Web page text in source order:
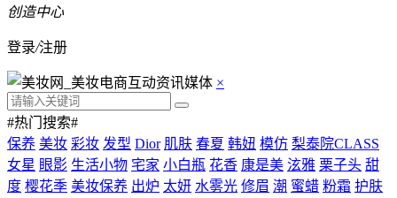
创造中心
登录/注册
×
#热门搜索#
保养 美妆 彩妆 发型 Dior 肌肤 春夏 韩妞 模仿 梨泰院CLASS
女星 眼影 生活小物 宅家 小白瓶 花香 康是美 泫雅 栗子头 甜
度 樱花季 美妆保养 出炉 太妍 水雾光 修眉 潮 蜜蜡 粉霜 护肤